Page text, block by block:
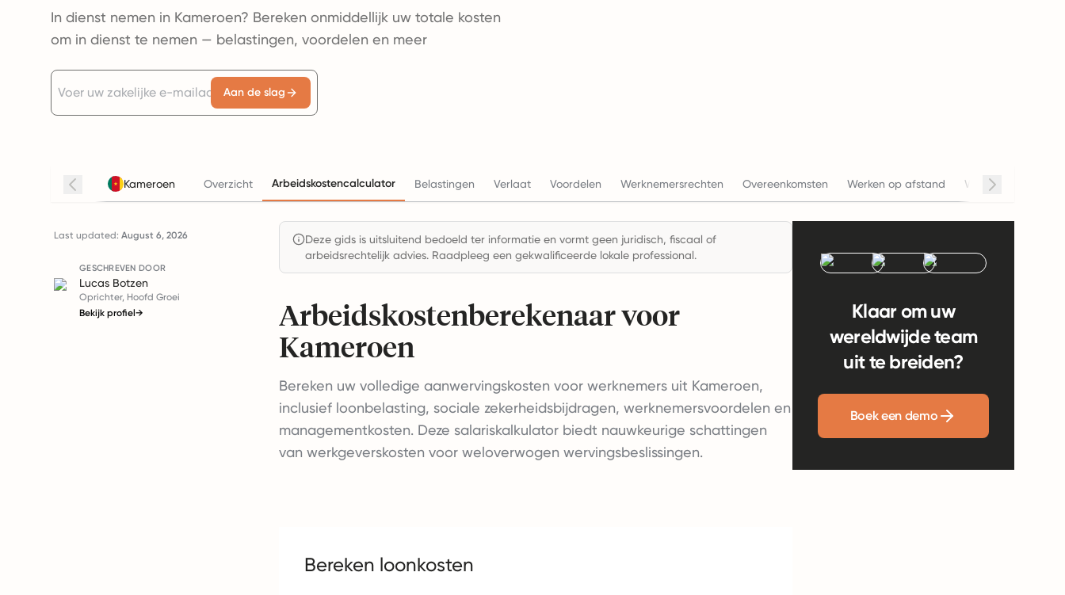
In dienst nemen in Kameroen? Bereken onmiddellijk uw totale kosten
om in dienst te nemen — belastingen, voordelen en meer
Aan de slag
Kameroen Overzicht Arbeidskostencalculator Belastingen Verlaat Voordelen Werknemersrechten Overeenkomsten Werken op afstand Werkuren
Last updated: August 6, 2026
GESCHREVEN DOOR
Lucas Botzen
Oprichter, Hoofd Groei
Bekijk profiel→
Deze gids is uitsluitend bedoeld ter informatie en vormt geen juridisch, fiscaal of
arbeidsrechtelijk advies. Raadpleeg een gekwalificeerde lokale professional.
Arbeidskostenberekenaar voor
Kameroen
Bereken uw volledige aanwervingskosten voor werknemers uit Kameroen,
inclusief loonbelasting, sociale zekerheidsbijdragen, werknemersvoordelen en
managementkosten. Deze salariskalkulator biedt nauwkeurige schattingen
van werkgeverskosten voor weloverwogen wervingsbeslissingen.
Bereken loonkosten
Klaar om uw
wereldwijde team
uit te breiden?
Boek een demo